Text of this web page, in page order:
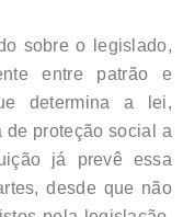
sobre o legislado,
entre patrão e
determina a lei,
de proteção social a
já prevê essa
desde que não